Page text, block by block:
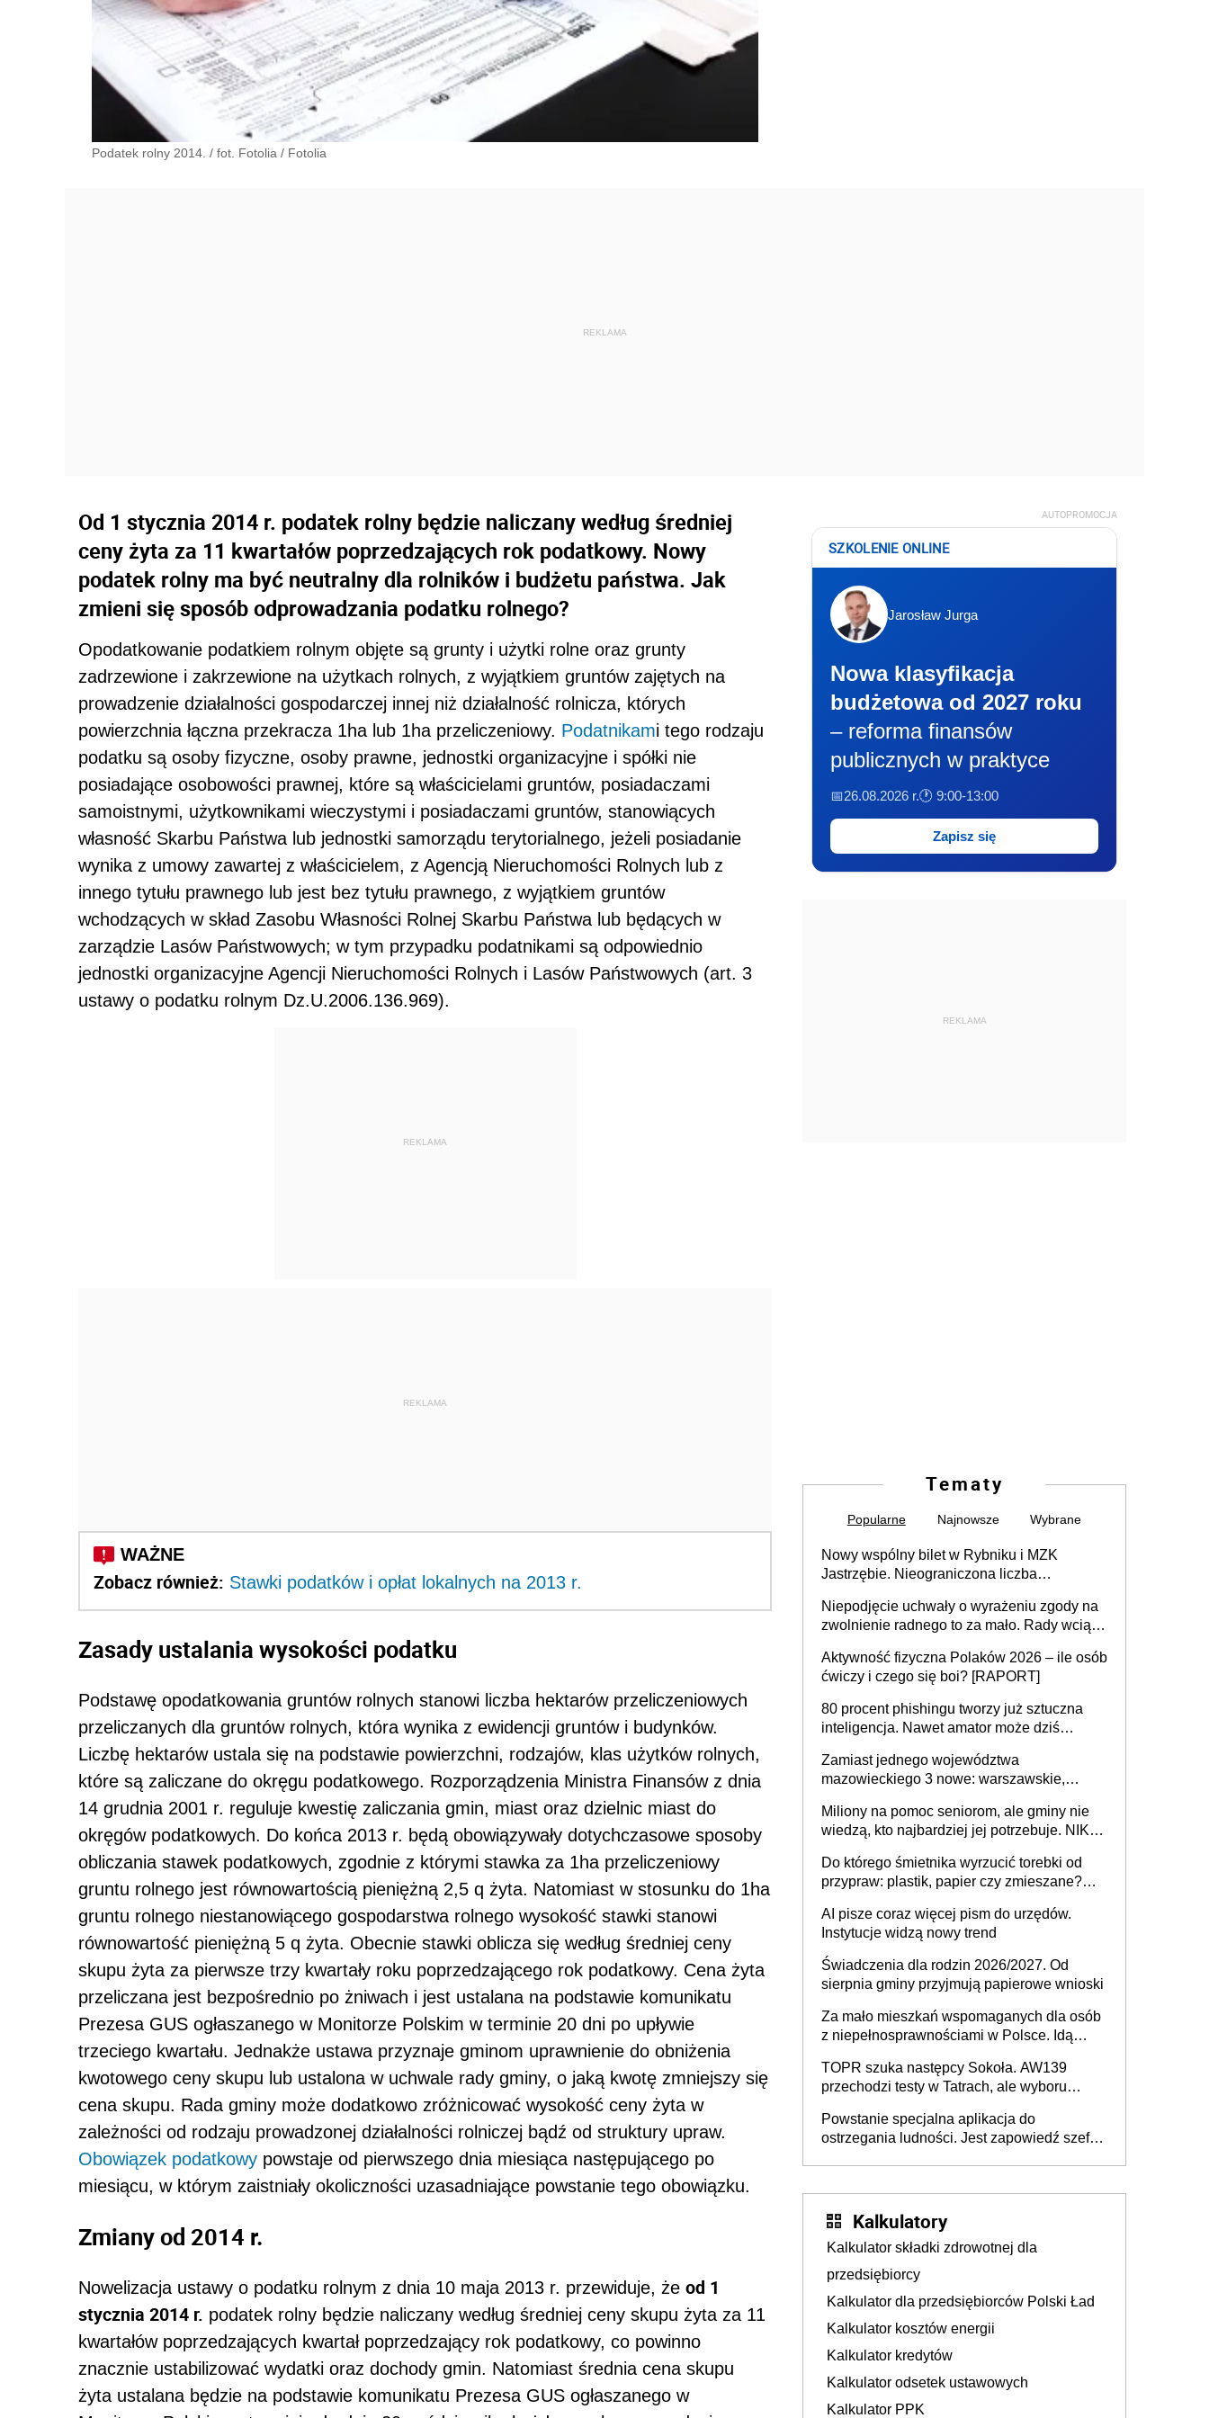
Podatek rolny 2014. / fot. Fotolia / Fotolia
Od 1 stycznia 2014 r. podatek rolny będzie naliczany według średniej
ceny żyta za 11 kwartałów poprzedzających rok podatkowy. Nowy
podatek rolny ma być neutralny dla rolników i budżetu państwa. Jak
zmieni się sposób odprowadzania podatku rolnego?
Opodatkowanie podatkiem rolnym objęte są grunty i użytki rolne oraz grunty
zadrzewione i zakrzewione na użytkach rolnych, z wyjątkiem gruntów zajętych na
prowadzenie działalności gospodarczej innej niż działalność rolnicza, których
powierzchnia łączna przekracza 1ha lub 1ha przeliczeniowy. Podatnikami tego rodzaju
podatku są osoby fizyczne, osoby prawne, jednostki organizacyjne i spółki nie
posiadające osobowości prawnej, które są właścicielami gruntów, posiadaczami
samoistnymi, użytkownikami wieczystymi i posiadaczami gruntów, stanowiących
własność Skarbu Państwa lub jednostki samorządu terytorialnego, jeżeli posiadanie
wynika z umowy zawartej z właścicielem, z Agencją Nieruchomości Rolnych lub z
innego tytułu prawnego lub jest bez tytułu prawnego, z wyjątkiem gruntów
wchodzących w skład Zasobu Własności Rolnej Skarbu Państwa lub będących w
zarządzie Lasów Państwowych; w tym przypadku podatnikami są odpowiednio
jednostki organizacyjne Agencji Nieruchomości Rolnych i Lasów Państwowych (art. 3
ustawy o podatku rolnym Dz.U.2006.136.969).
REKLAMA
Zobacz również: Stawki podatków i opłat lokalnych na 2013 r.
Zasady ustalania wysokości podatku
Podstawę opodatkowania gruntów rolnych stanowi liczba hektarów przeliczeniowych
przeliczanych dla gruntów rolnych, która wynika z ewidencji gruntów i budynków.
Liczbę hektarów ustala się na podstawie powierzchni, rodzajów, klas użytków rolnych,
które są zaliczane do okręgu podatkowego. Rozporządzenia Ministra Finansów z dnia
14 grudnia 2001 r. reguluje kwestię zaliczania gmin, miast oraz dzielnic miast do
okręgów podatkowych. Do końca 2013 r. będą obowiązywały dotychczasowe sposoby
obliczania stawek podatkowych, zgodnie z którymi stawka za 1ha przeliczeniowy
gruntu rolnego jest równowartością pieniężną 2,5 q żyta. Natomiast w stosunku do 1ha
gruntu rolnego niestanowiącego gospodarstwa rolnego wysokość stawki stanowi
równowartość pieniężną 5 q żyta. Obecnie stawki oblicza się według średniej ceny
skupu żyta za pierwsze trzy kwartały roku poprzedzającego rok podatkowy. Cena żyta
przeliczana jest bezpośrednio po żniwach i jest ustalana na podstawie komunikatu
Prezesa GUS ogłaszanego w Monitorze Polskim w terminie 20 dni po upływie
trzeciego kwartału. Jednakże ustawa przyznaje gminom uprawnienie do obniżenia
kwotowego ceny skupu lub ustalona w uchwale rady gminy, o jaką kwotę zmniejszy się
cena skupu. Rada gminy może dodatkowo zróżnicować wysokość ceny żyta w
zależności od rodzaju prowadzonej działalności rolniczej bądź od struktury upraw.
Obowiązek podatkowy powstaje od pierwszego dnia miesiąca następującego po
miesiącu, w którym zaistniały okoliczności uzasadniające powstanie tego obowiązku.
Zmiany od 2014 r.
Nowelizacja ustawy o podatku rolnym z dnia 10 maja 2013 r. przewiduje, że od 1
stycznia 2014 r. podatek rolny będzie naliczany według średniej ceny skupu żyta za 11
kwartałów poprzedzających kwartał poprzedzający rok podatkowy, co powinno
znacznie ustabilizować wydatki oraz dochody gmin. Natomiast średnia cena skupu
żyta ustalana będzie na podstawie komunikatu Prezesa GUS ogłaszanego w
AUTOPROMOCJA
SZKOLENIE ONLINE
Jarosław Jurga
Nowa klasyfikacja
budżetowa od 2027 roku
– reforma finansów
publicznych w praktyce
📅26.08.2026 r.🕐 9:00-13:00
Zapisz się
REKLAMA
Tematy
Popularne Najnowsze Wybrane
Nowy wspólny bilet w Rybniku i MZK
Jastrzębie. Nieograniczona liczba
Niepodjęcie uchwały o wyrażeniu zgody na
zwolnienie radnego to za mało. Rady wciąż
rozstrzygać sprawy
Aktywność fizyczna Polaków 2026 – ile osób
ćwiczy i czego się boi? [RAPORT]
80 procent phishingu tworzy już sztuczna
inteligencja. Nawet amator może dziś
Zamiast jednego województwa
mazowieckiego 3 nowe: warszawskie,
Europie nie ma tak dużych jednostek
stołecznych
Miliony na pomoc seniorom, ale gminy nie
wiedzą, kto najbardziej jej potrzebuje. NIK
Do którego śmietnika wyrzucić torebki od
przypraw: plastik, papier czy zmieszane?
AI pisze coraz więcej pism do urzędów.
Instytucje widzą nowy trend
Świadczenia dla rodzin 2026/2027. Od
sierpnia gminy przyjmują papierowe wnioski
Za mało mieszkań wspomaganych dla osób
z niepełnosprawnościami w Polsce. Idą
TOPR szuka następcy Sokoła. AW139
przechodzi testy w Tatrach, ale wyboru
Powstanie specjalna aplikacja do
ostrzegania ludności. Jest zapowiedź szefa
Kalkulatory
Kalkulator składki zdrowotnej dla
przedsiębiorcy
Kalkulator dla przedsiębiorców Polski Ład
Kalkulator kosztów energii
Kalkulator kredytów
Kalkulator odsetek ustawowych
Kalkulator PPK